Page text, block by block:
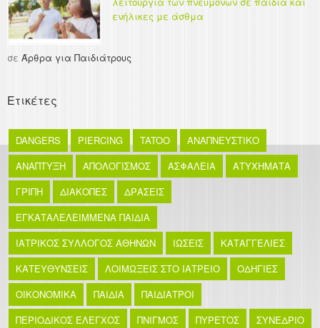
ενήλικες με άσθμα
σε Άρθρα για Παιδιάτρους
Ετικέτες
DANGERS PIERCING TATOO
ΑΝΑΠΝΕΥΣΤΙΚΟ
ΑΝΑΠΤΥΞΗ
ΑΠΟΛΟΓΙΣΜΟΣ ΑΣΦΑΛΕΙΑ
ΑΤΥΧΗΜΑΤΑ
ΓΡΙΠΗ
ΔΙΑΚΟΠΕΣ
ΔΡΑΣΕΙΣ
ΕΓΚΑΤΑΛΕΛΕΙΜΜΕΝΑ ΠΑΙΔΙΑ
ΙΑΤΡΙΚΟΣ ΣΥΛΛΟΓΟΣ ΑΘΗΝΩΝ
ΙΩΣΕΙΣ
ΚΑΤΑΓΓΕΛΙΕΣ
ΚΑΤΕΥΘΥΝΣΕΙΣ
ΛΟΙΜΩΞΕΙΣ ΣΤΟ ΙΑΤΡΕΙΟ
ΟΔΗΓΙΕΣ
ΟΙΚΟΝΟΜΙΚΑ
ΠΑΙΔΙΑ
ΠΑΙΔΙΑΤΡΟΙ
ΠΕΡΙΟΔΙΚΟΣ ΕΛΕΓΧΟΣ
ΠΝΙΓΜΟΣ ΠΥΡΕΤΟΣ ΣΥΝΕΔΡΙΟ